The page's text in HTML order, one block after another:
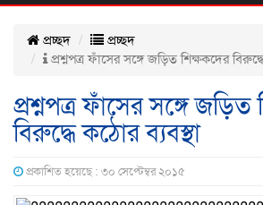
প্রচ্ছদ
প্রচ্ছদ
প্রশ্নপত্র ফাঁসের সঙ্গে জড়িত শিক্ষকদের
প্রশ্নপত্র ফাঁসের সঙ্গে
বিরুদ্ধে কঠোর ব্যবস্থা
প্রকাশিত হয়েছে : ৩০ সেপ্টেম্বর ২০১৫